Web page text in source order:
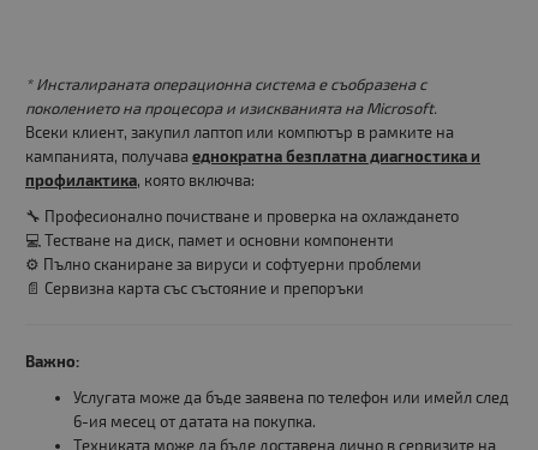
* Инсталираната операционна система е съобразена с
поколението на процесора и изискванията на Microsoft.
Всеки клиент, закупил лаптоп или компютър в рамките на
кампанията, получава еднократна безплатна диагностика и
профилактика, която включва:
🔧 Професионално почистване и проверка на охлаждането
💻 Тестване на диск, памет и основни компоненти
⚙️ Пълно сканиране за вируси и софтуерни проблеми
📄 Сервизна карта със състояние и препоръки
Важно:
Услугата може да бъде заявена по телефон или имейл след
6-ия месец от датата на покупка.
Техниката може да бъде доставена лично в сервизите на